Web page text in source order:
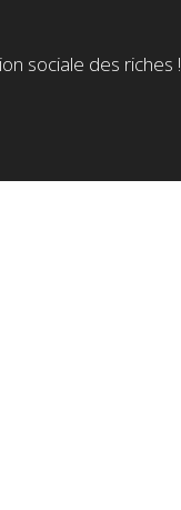
sociale des riches !